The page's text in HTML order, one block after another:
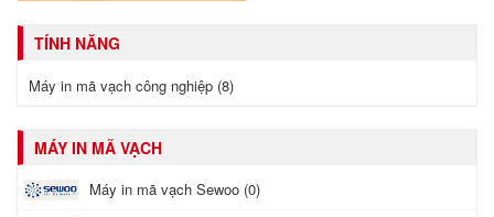
TÍNH NĂNG
Máy in mã vạch công nghiệp (8)
MÁY IN MÃ VẠCH
Máy in mã vạch Sewoo (0)